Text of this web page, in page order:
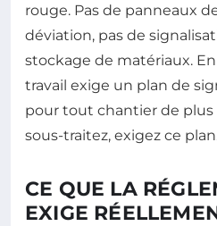
rouge. Pas de panneaux
déviation, pas de
stockage de matériaux.
travail exige un plan de
pour tout chantier de plus
sous-traitez, exigez ce
CE QUE LA
EXIGE